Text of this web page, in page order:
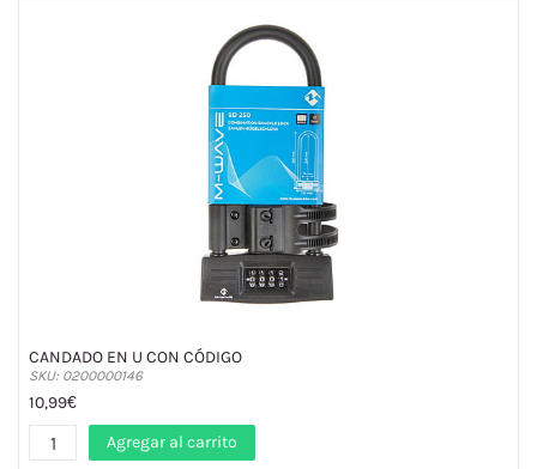
CANDADO EN U CON CÓDIGO
SKU: 0200000146
10,99€
Agregar al carrito